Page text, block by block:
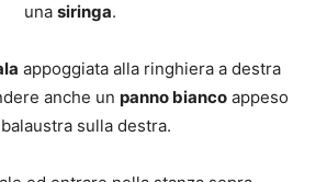
una siringa.
appoggiata alla ringhiera a destra
anche un panno bianco appeso
sulla destra.